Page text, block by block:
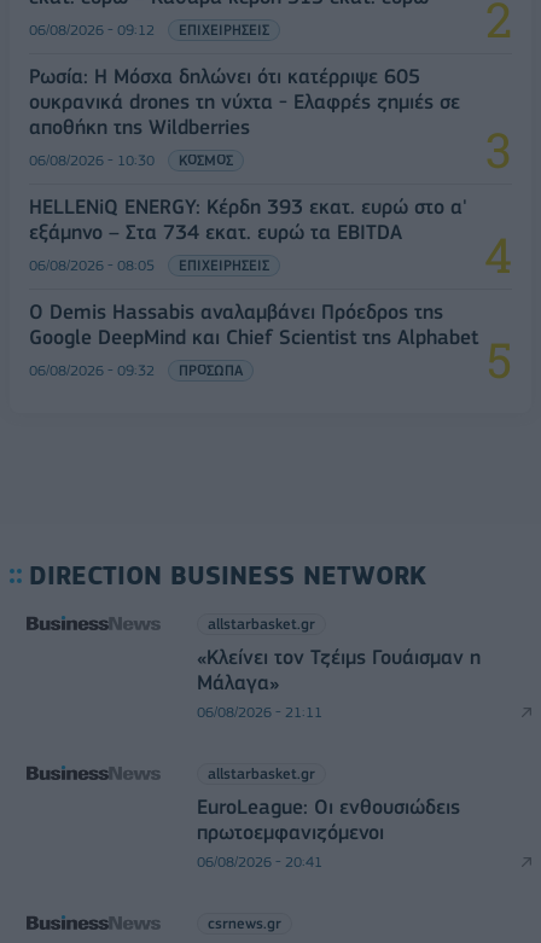
06/08/2026 - 09:12 ΕΠΙΧΕΙΡΗΣΕΙΣ
Ρωσία: Η Μόσχα δηλώνει ότι κατέρριψε 605
ουκρανικά drones τη νύχτα - Ελαφρές ζημιές σε
αποθήκη της Wildberries
06/08/2026 - 10:30 ΚΟΣΜΟΣ
HELLENiQ ENERGY: Κέρδη 393 εκατ. ευρώ στο α'
εξάμηνο – Στα 734 εκατ. ευρώ τα EBITDA
06/08/2026 - 08:05 ΕΠΙΧΕΙΡΗΣΕΙΣ
Ο Demis Hassabis αναλαμβάνει Πρόεδρος της
Google DeepMind και Chief Scientist της Alphabet
06/08/2026 - 09:32 ΠΡΟΣΩΠΑ
DIRECTION BUSINESS NETWORK
allstarbasket.gr
«Κλείνει τον Τζέιμς Γουάισμαν η
Μάλαγα»
06/08/2026 - 21:11
allstarbasket.gr
EuroLeague: Οι ενθουσιώδεις
πρωτοεμφανιζόμενοι
06/08/2026 - 20:41
csrnews.gr